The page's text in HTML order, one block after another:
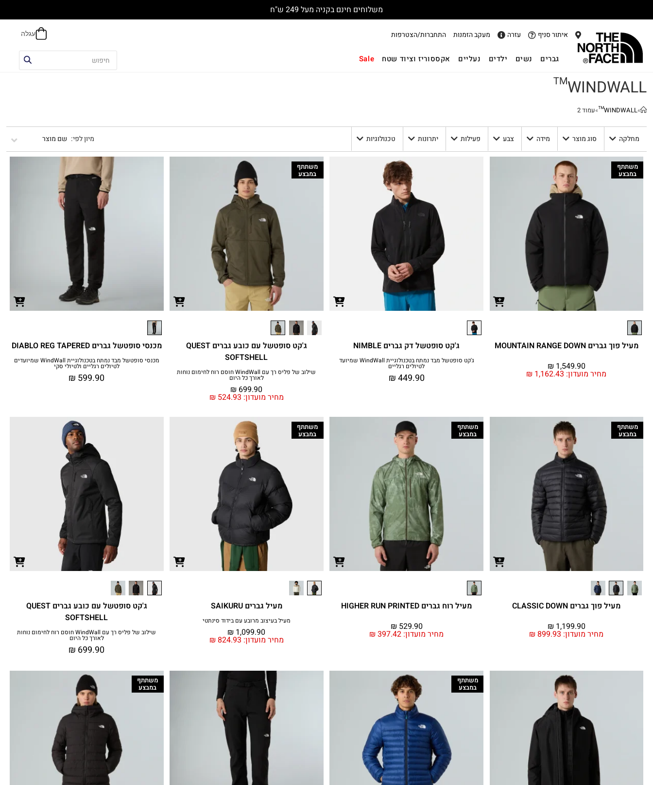
משלוחים חינם בקניה מעל 249 ש"ח
איתור סניף עזרה מעקב הזמנות התחברות/הצטרפות
גברים נשים ילדים נעליים אקססוריז וציוד שטח Sale
WINDWALL™
»
WINDWALL™
»עמוד 2
מחלקה סוג מוצר מידה צבע פעילות יתרונות טכנולוגיות שם מוצר
משתתף
במבצע
מעיל פוך גברים MOUNTAIN RANGE DOWN
מחיר מועדון: ₪ 1,162.43
₪ 1,549.90
ג'קט סופטשל דק גברים NIMBLE
ג'קט סופטשל מבד נמתח בטכנולוגיית WindWall שמיועד
לטיולים רגליים
₪449.90
משתתף
במבצע
ג'קט סופטשל עם כובע גברים QUEST
SOFTSHELL
שילוב של פליס רך עם WindWall חוסם רוח לחימום נוחות
לאורך כל היום
מחיר מועדון: ₪ 524.93
₪ 699.90
מכנסי סופטשל גברים DIABLO REG TAPERED
מכנסי סופטשל מבד נמתח בטכנולוגיית WindWall שמיועדים
לטיולים רגליים ולטיולי סקי
₪ 599.90
משתתף
במבצע
מעיל פוך גברים CLASSIC DOWN
מחיר מועדון: ₪ 899.93
₪ 1,199.90
משתתף
במבצע
מעיל רוח גברים HIGHER RUN PRINTED
מחיר מועדון: ₪ 397.42
₪ 529.90
משתתף
במבצע
מעיל גברים SAIKURU
מעיל בעיצוב מרובע עם בידוד סינתטי
מחיר מועדון: ₪ 824.93
₪ 1,099.90
ג'קט סופטשל עם כובע גברים QUEST
SOFTSHELL
שילוב של פליס רך עם WindWall חוסם רוח לחימום נוחות
לאורך כל היום
₪ 699.90
משתתף
במבצע
משתתף
במבצע